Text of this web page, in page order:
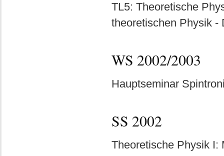
TL5: Theoretische
theoretischen Physik -
WS 2002/2003
Hauptseminar
SS 2002
Theoretische Physik I: